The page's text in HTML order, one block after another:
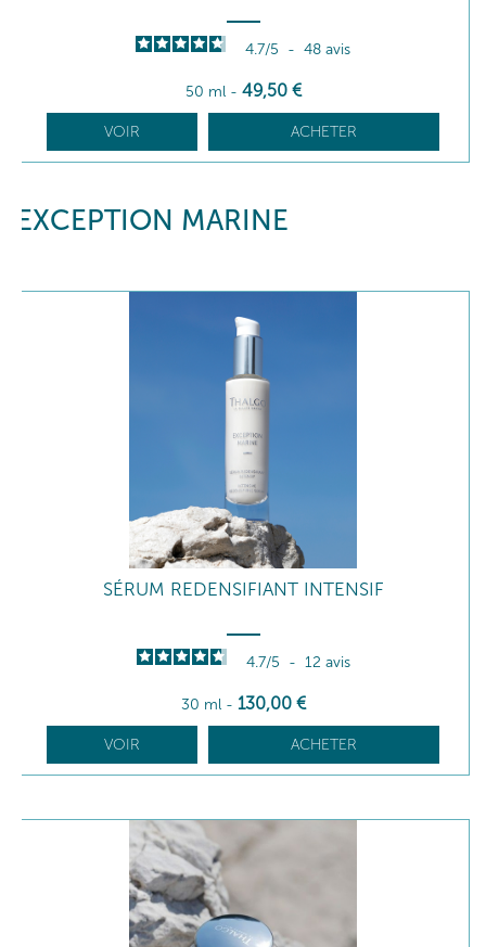
4.7/5 - 48 avis
50 ml - 49,50 €
VOIR ACHETER
EXCEPTION MARINE
SÉRUM REDENSIFIANT INTENSIF
4.7/5 - 12 avis
30 ml - 130,00 €
VOIR ACHETER